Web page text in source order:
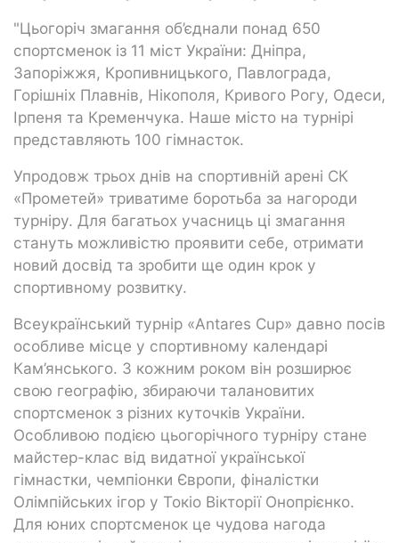
"Цьогоріч змагання об’єднали понад 650
спортсменок із 11 міст України: Дніпра,
Запоріжжя, Кропивницького, Павлограда,
Горішніх Плавнів, Нікополя, Кривого Рогу, Одеси,
Ірпеня та Кременчука. Наше місто на турнірі
представляють 100 гімнасток.
Упродовж трьох днів на спортивній арені СК
«Прометей» триватиме боротьба за нагороди
турніру. Для багатьох учасниць ці змагання
стануть можливістю проявити себе, отримати
новий досвід та зробити ще один крок у
спортивному розвитку.
Всеукраїнський турнір «Antares Cup» давно посів
особливе місце у спортивному календарі
Кам’янського. З кожним роком він розширює
свою географію, збираючи талановитих
спортсменок з різних куточків України.
Особливою подією цьогорічного турніру стане
майстер-клас від видатної української
гімнастки, чемпіонки Європи, фіналістки
Олімпійських ігор у Токіо Вікторії Онопрієнко.
Для юних спортсменок це чудова нагода